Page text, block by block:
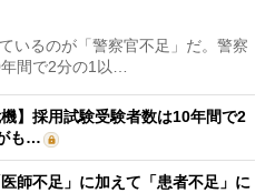
いるのが「警察官不足」だ。警察
間で2分の1以…
】採用試験受験者数は10年間で2
も…
師不足」に加えて「患者不足」に